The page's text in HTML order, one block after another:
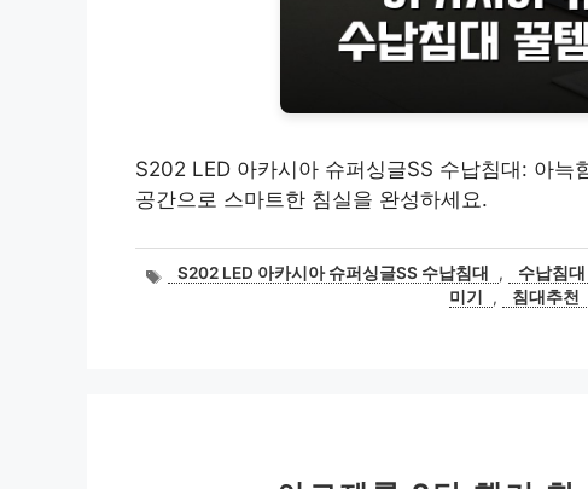
S202 LED 아카시아 슈퍼싱글SS 수납침대: 아
공간으로 스마트한 침실을 완성하세요.
태S202 LED 아카시아 슈퍼싱글SS 수납침대 , 수납침대
미기
, 침대추천